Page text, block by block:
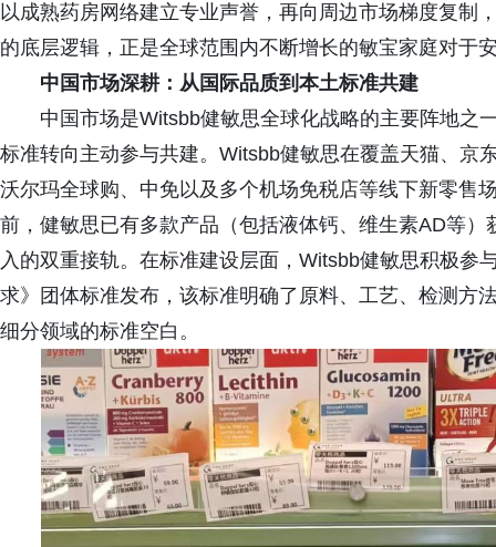
以成熟药房网络建立专业声誉，再向周边市场梯度复制
的底层逻辑，正是全球范围内不断增长的敏宝家庭对于
中国市场深耕：从国际品质到本土标准共建
中国市场是Witsbb健敏思全球化战略的主要阵地之
标准转向主动参与共建。Witsbb健敏思在覆盖天猫、京
沃尔玛全球购、中免以及多个机场免税店等线下新零售
前，健敏思已有多款产品（包括液体钙、维生素AD等）
入的双重接轨。在标准建设层面，Witsbb健敏思积极参
求》团体标准发布，该标准明确了原料、工艺、检测方
细分领域的标准空白。